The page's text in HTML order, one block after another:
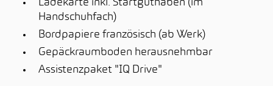
Ladekarte inkl. Startguthaben (im
Handschuhfach)
Bordpapiere französisch (ab Werk)
Gepäckraumboden herausnehmbar
Assistenzpaket "IQ Drive"